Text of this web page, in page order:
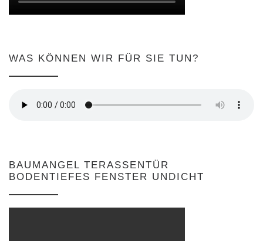
WAS KÖNNEN WIR FÜR SIE TUN?
BAUMANGEL TERASSENTÜR
BODENTIEFES FENSTER UNDICHT